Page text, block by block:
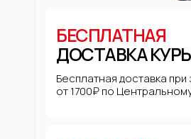
БЕСПЛАТНАЯ
ДОСТАВКА
Бесплатная доставка при
от 1700₽ по